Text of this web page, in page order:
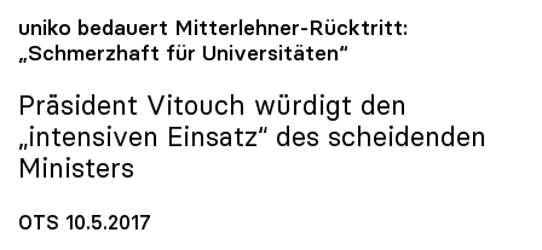
uniko bedauert Mitterlehner-Rücktritt:
„Schmerzhaft für Universitäten“
Präsident Vitouch würdigt den
„intensiven Einsatz“ des scheidenden
Ministers
OTS 10.5.2017